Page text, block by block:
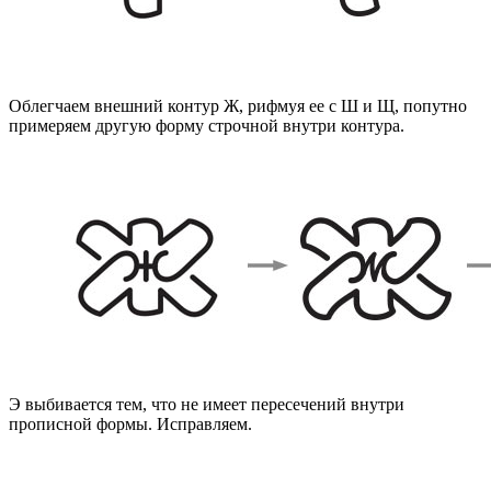
Облегчаем внешний контур Ж, рифмуя ее с Ш и Щ, попутно
примеряем другую форму строчной внутри контура.
Э выбивается тем, что не имеет пересечений внутри
прописной формы. Исправляем.